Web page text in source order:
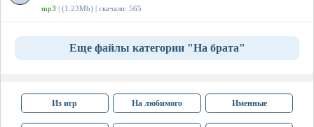
mp3 | (1.23Mb) | скачали: 565
Еще файлы категории "На брата"
Из игр На любимого Именные